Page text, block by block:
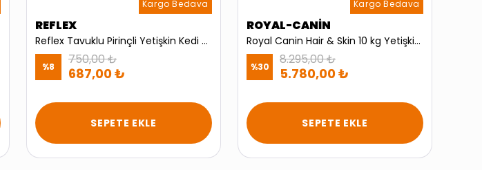
Kargo Bedava
REFLEX
Reflex Tavuklu Pirinçli Yetişkin Kedi Maması 2 Kg
%8 750,00 ₺
687,00 ₺
SEPETE EKLE
Kargo Bedava
ROYAL-CANİN
Royal Canin Hair & Skin 10 kg Yetişkin Kedi Maması
%30 8.295,00 ₺
5.780,00 ₺
SEPETE EKLE